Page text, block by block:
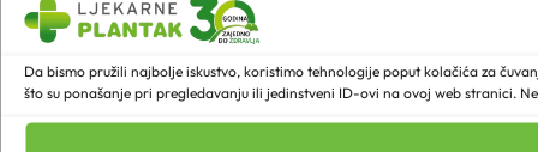
Da bismo pružili najbolje iskustvo, koristimo tehnologije poput kolačića za
što su ponašanje pri pregledavanju ili jedinstveni ID-ovi na ovoj web stranici.